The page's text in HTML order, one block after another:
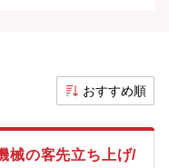
おすすめ順
械の客先立ち上げ/